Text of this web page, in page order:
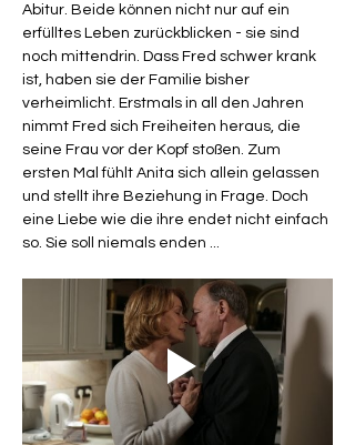
Abitur. Beide können nicht nur auf ein
erfülltes Leben zurückblicken - sie sind
noch mittendrin. Dass Fred schwer krank
ist, haben sie der Familie bisher
verheimlicht. Erstmals in all den Jahren
nimmt Fred sich Freiheiten heraus, die
seine Frau vor der Kopf stoßen. Zum
ersten Mal fühlt Anita sich allein gelassen
und stellt ihre Beziehung in Frage. Doch
eine Liebe wie die ihre endet nicht einfach
so. Sie soll niemals enden ...